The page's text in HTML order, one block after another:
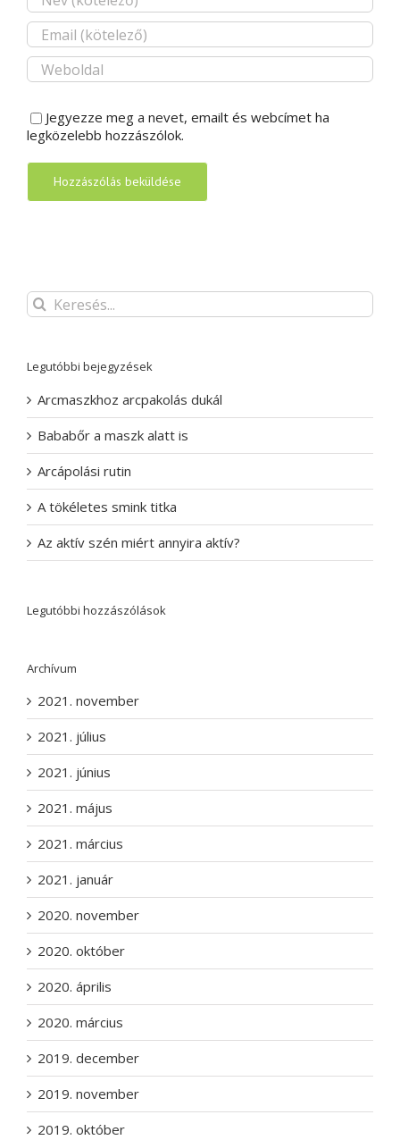
Jegyezze meg a nevet, emailt és webcímet ha
legközelebb hozzászólok.
Keresés...
Legutóbbi bejegyzések
Arcmaszkhoz arcpakolás dukál
Bababőr a maszk alatt is
Arcápolási rutin
A tökéletes smink titka
Az aktív szén miért annyira aktív?
Legutóbbi hozzászólások
Archívum
2021. november
2021. július
2021. június
2021. május
2021. március
2021. január
2020. november
2020. október
2020. április
2020. március
2019. december
2019. november
2019. október